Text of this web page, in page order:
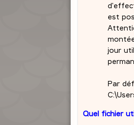
est
jour
Par
Quel fichier